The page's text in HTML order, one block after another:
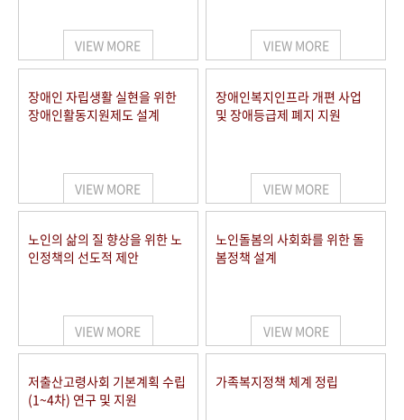
VIEW MORE VIEW MORE
장애인 자립생활 실현을 위한
장애인활동지원제도 설계
VIEW MORE
장애인복지인프라 개편 사업
및 장애등급제 폐지 지원
VIEW MORE
노인의 삶의 질 향상을 위한 노
인정책의 선도적 제안
VIEW MORE
노인돌봄의 사회화를 위한 돌
봄정책 설계
VIEW MORE
저출산고령사회 기본계획 수립
(1~4차) 연구 및 지원
가족복지정책 체계 정립